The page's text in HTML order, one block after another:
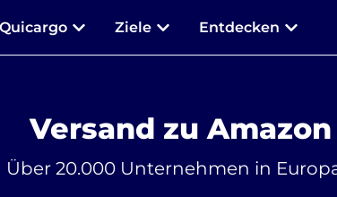
Ziele Entdecken
Versand zu
Über 20.000 Unternehmen in